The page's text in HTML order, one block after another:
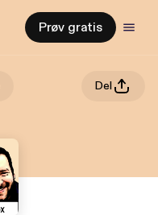
Prøv gratis
Del